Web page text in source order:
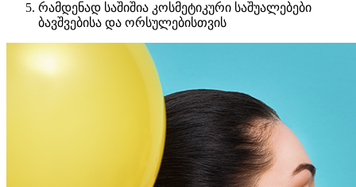
რამდენად საშიშია კოსმეტიკური საშუალებები
ბავშვებისა და ორსულებისთვის